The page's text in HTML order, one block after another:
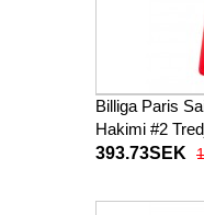
Billiga Paris
Hakimi #2
2025-26
393.73SEK